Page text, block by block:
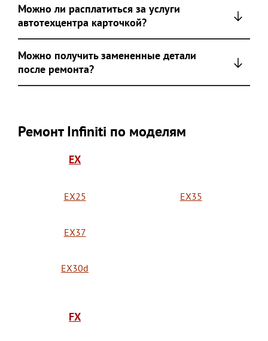
Можно ли расплатиться за услуги
автотехцентра карточкой?
Можно получить замененные детали
после ремонта?
Ремонт Infiniti по моделям
EX
EX25 EX35
EX37
EX30d
FX